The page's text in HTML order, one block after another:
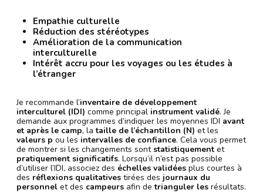
Empathie culturelle
Réduction des stéréotypes
Amélioration de la communication
interculturelle
Intérêt accru pour les voyages ou les études à
l’étranger
Je recommande l’inventaire de développement
interculturel (IDI) comme principal instrument validé. Je
demande aux programmes d’indiquer les moyennes IDI avant
et après le camp, lataille de l’échantillon (N) et les
valeurs p ou les intervalles de confiance. Cela vous permet
de montrer si les changements sontstatistiquement et
pratiquement significatifs. Lorsqu’il n’est pas possible
d’utiliser l’IDI, associez des échelles validées plus courtes à
des réflexions qualitatives tirées des journaux du
personnel et des campeurs afin detrianguler les résultats.